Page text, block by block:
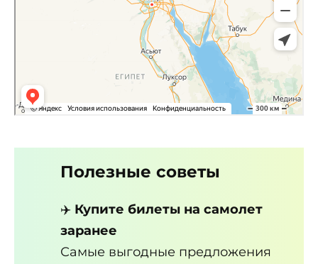
Полезные советы
✈️ Купите билеты на самолет
заранее
Самые выгодные предложения